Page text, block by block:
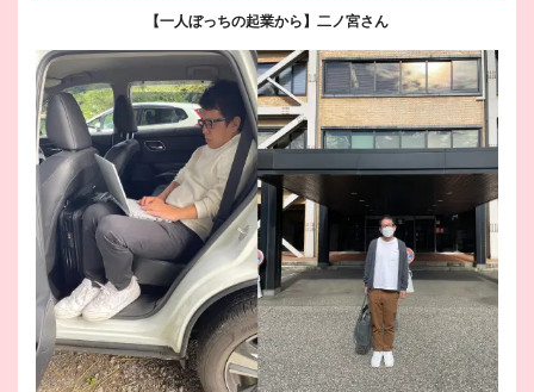
【一人ぼっちの起業から】二ノ宮さん